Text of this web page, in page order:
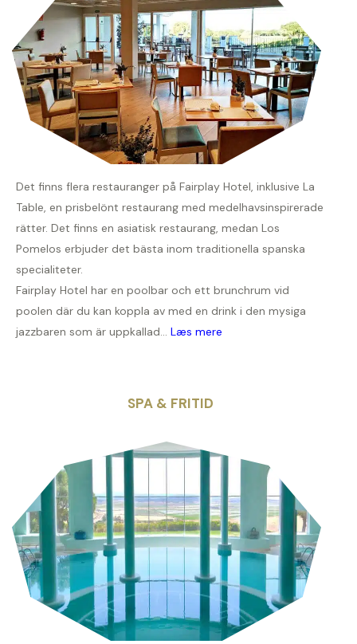
Det finns flera restauranger på Fairplay Hotel, inklusive La
Table, en prisbelönt restaurang med medelhavsinspirerade
rätter. Det finns en asiatisk restaurang, medan Los
Pomelos erbjuder det bästa inom traditionella spanska
specialiteter.
Fairplay Hotel har en poolbar och ett brunchrum vid
poolen där du kan koppla av med en drink i den mysiga
jazzbaren som är uppkallad... Læs mere
SPA & FRITID